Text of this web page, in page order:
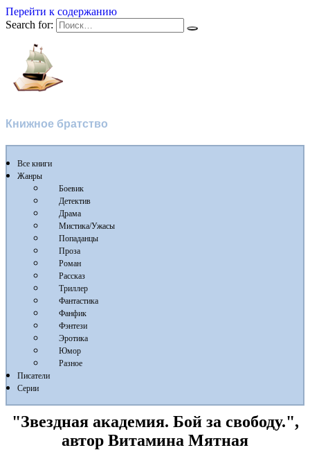
Перейти к содержанию
Search for:
Книжное братство
Все книги
Жанры
Боевик
Детектив
Драма
Мистика/Ужасы
Попаданцы
Проза
Роман
Рассказ
Триллер
Фантастика
Фанфик
Фэнтези
Эротика
Юмор
Разное
Писатели
Серии
"Звездная академия. Бой за свободу.",
автор Витамина Мятная